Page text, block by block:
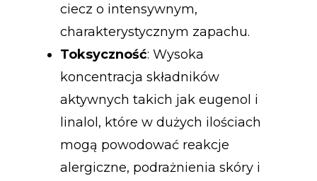
ciecz o intensywnym,
charakterystycznym zapachu.
Toksyczność: Wysoka
koncentracja składników
aktywnych takich jak eugenol i
linalol, które w dużych ilościach
mogą powodować reakcje
alergiczne, podrażnienia skóry i